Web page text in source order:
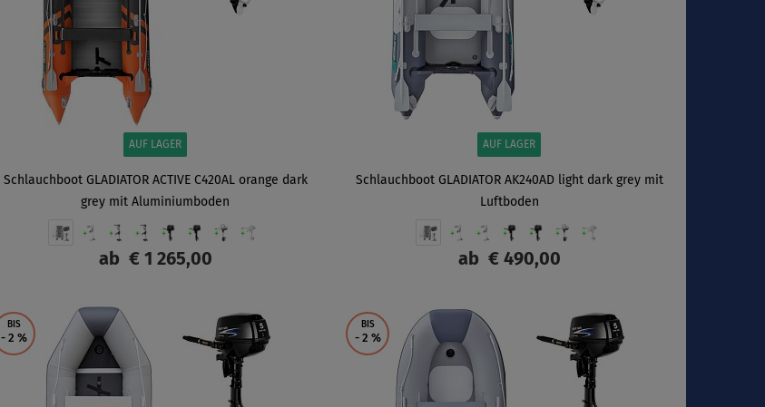
AUF LAGER
Schlauchboot GLADIATOR ACTIVE C420AL orange dark
grey mit Aluminiumboden
ab € 1 265,00
AUF LAGER
Schlauchboot GLADIATOR AK240AD light dark grey mit
Luftboden
ab € 490,00
BIS
- 2 %
BIS
- 2 %